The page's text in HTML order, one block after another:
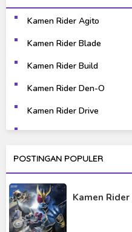
Science Fiction
Super Hero
Kamen Rider Agito
Kamen Rider Blade
Kamen Rider Build
Kamen Rider Den-O
Kamen Rider Drive
Kamen Rider Ex-Aid
Kamen Rider Fourze
Kamen Rider Gaim
Kamen Rider Geats
Kamen Rider Ghost
POSTINGAN POPULER
Kamen